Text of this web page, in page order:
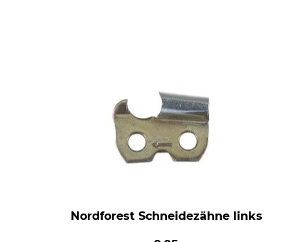
Nordforest Schneidezähne links